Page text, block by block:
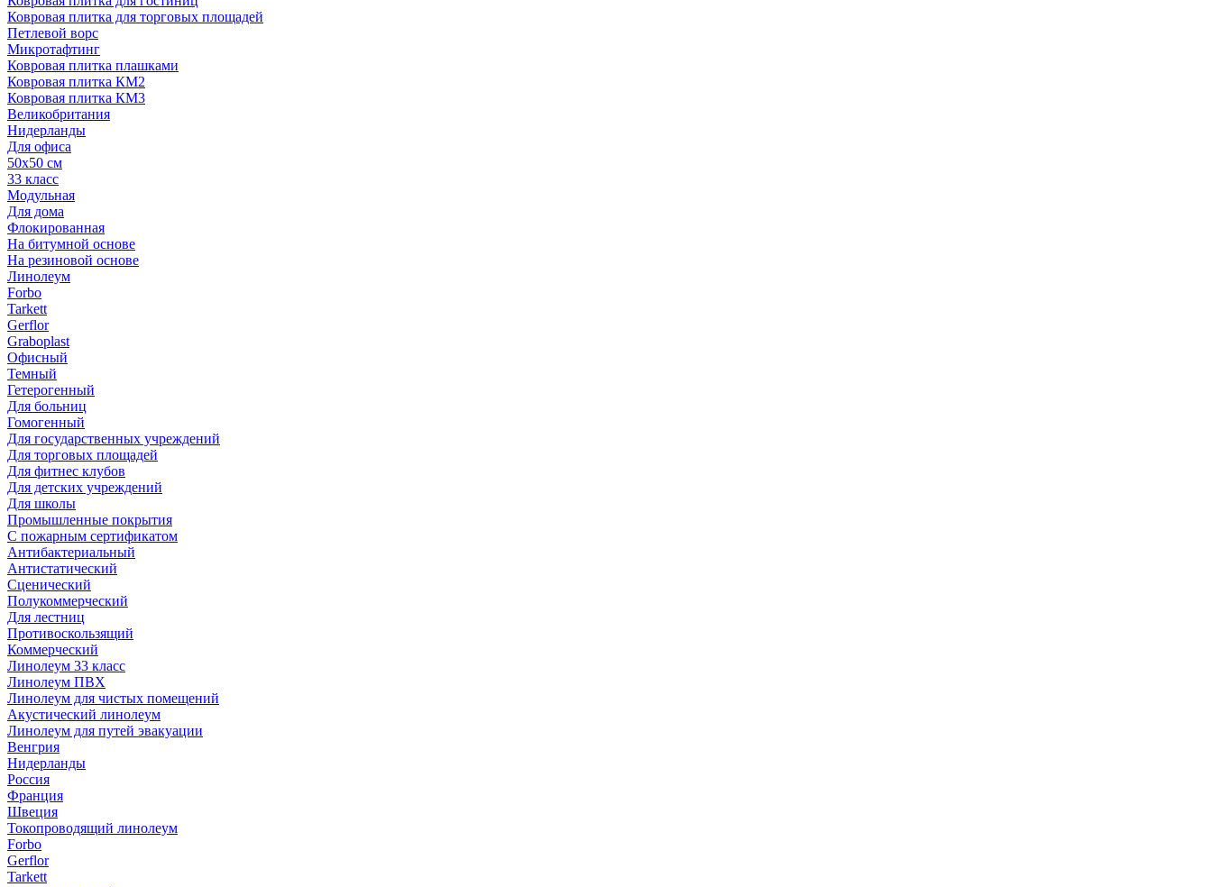
Ковровая плитка для торговых площадей
Петлевой ворс
Микротафтинг
Ковровая плитка плашками
Ковровая плитка КМ2
Ковровая плитка КМ3
Великобритания
Нидерланды
Для офиса
50х50 см
33 класс
Модульная
Для дома
Флокированная
На битумной основе
На резиновой основе
Линолеум
Forbo
Tarkett
Gerflor
Graboplast
Офисный
Темный
Гетерогенный
Для больниц
Гомогенный
Для государственных учреждений
Для торговых площадей
Для фитнес клубов
Для детских учреждений
Для школы
Промышленные покрытия
С пожарным сертификатом
Антибактериальный
Антистатический
Сценический
Полукоммерческий
Для лестниц
Противоскользящий
Коммерческий
Линолеум 33 класс
Линолеум ПВХ
Линолеум для чистых помещений
Акустический линолеум
Линолеум для путей эвакуации
Венгрия
Нидерланды
Россия
Франция
Швеция
Токопроводящий линолеум
Forbo
Gerflor
Tarkett